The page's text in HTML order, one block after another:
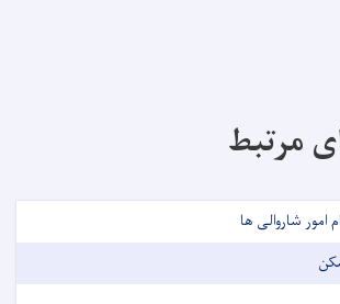
مرتبط
شاروالی ها